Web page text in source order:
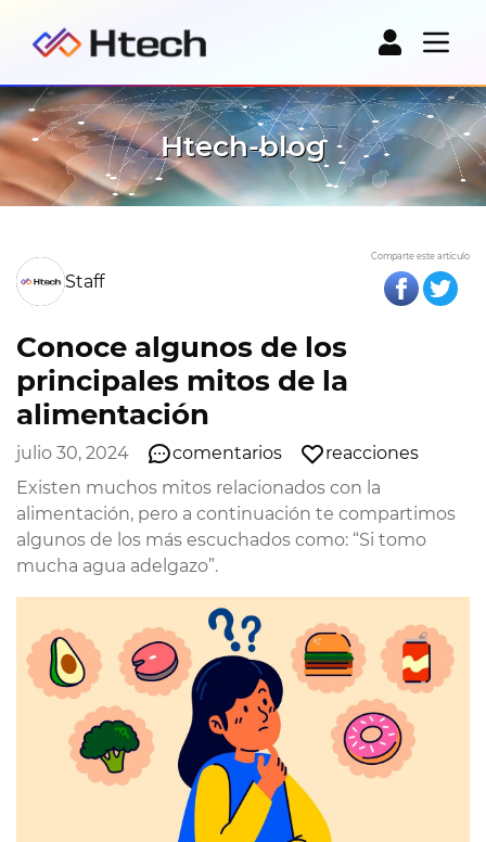
Htech-blog
Staff
Comparte este artículo
Conoce algunos de los
principales mitos de la
alimentación
julio 30, 2024 comentarios
reacciones
Existen muchos mitos relacionados con la
alimentación, pero a continuación te compartimos
algunos de los más escuchados como: “Si tomo
mucha agua adelgazo”.